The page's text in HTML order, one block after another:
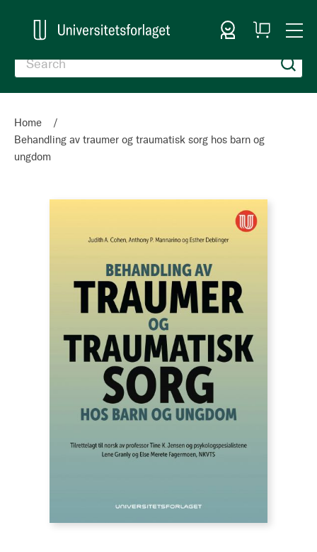
Sign In
My
Cart
Home
Behandling av traumer og traumatisk sorg hos barn og
ungdom